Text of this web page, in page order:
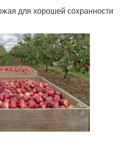
для хорошей сохранности